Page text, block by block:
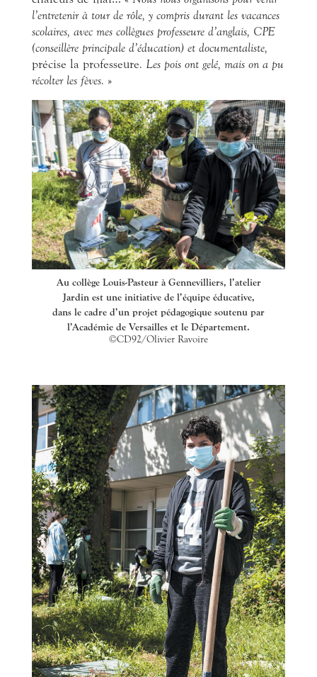
l’entretenir à tour de rôle, y compris durant les vacances
scolaires, avec mes collègues professeure d’anglais, CPE
(conseillère principale d’éducation) et documentaliste,
précise la professeure. Les pois ont gelé, mais on a pu
récolter les fèves. »
Au collège Louis-Pasteur à Gennevilliers, l’atelier
Jardin est une initiative de l’équipe éducative,
dans le cadre d’un projet pédagogique soutenu par
l’Académie de Versailles et le Département.
©CD92/Olivier Ravoire